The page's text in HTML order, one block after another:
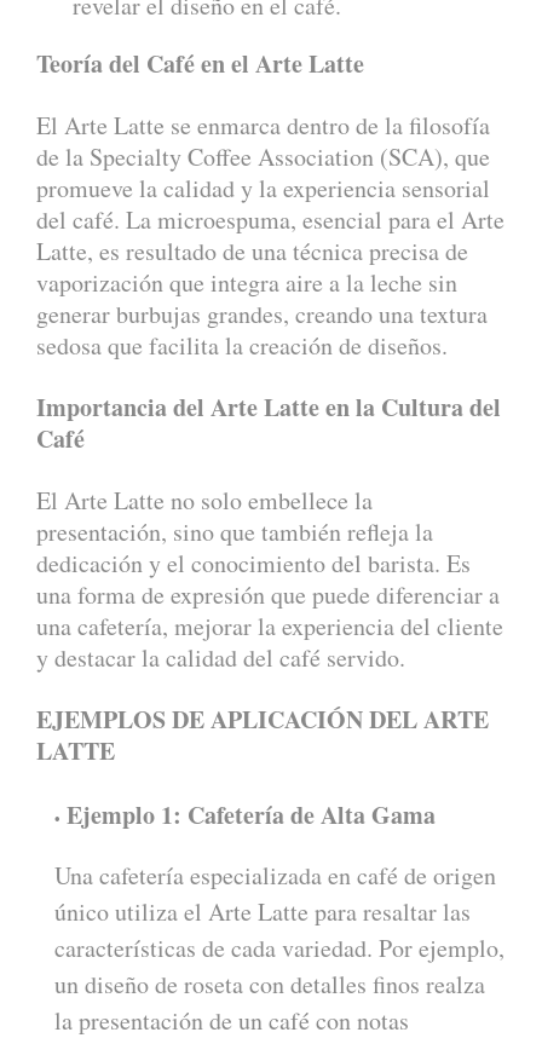
Teoría del Café en el Arte Latte
El Arte Latte se enmarca dentro de la filosofía
de la Specialty Coffee Association (SCA), que
promueve la calidad y la experiencia sensorial
del café. La microespuma, esencial para el Arte
Latte, es resultado de una técnica precisa de
vaporización que integra aire a la leche sin
generar burbujas grandes, creando una textura
sedosa que facilita la creación de diseños.
Importancia del Arte Latte en la Cultura del
Café
El Arte Latte no solo embellece la
presentación, sino que también refleja la
dedicación y el conocimiento del barista. Es
una forma de expresión que puede diferenciar a
una cafetería, mejorar la experiencia del cliente
y destacar la calidad del café servido.
EJEMPLOS DE APLICACIÓN DEL ARTE
LATTE
Ejemplo 1: Cafetería de Alta Gama
Una cafetería especializada en café de origen
único utiliza el Arte Latte para resaltar las
características de cada variedad. Por ejemplo,
un diseño de roseta con detalles finos realza
la presentación de un café con notas